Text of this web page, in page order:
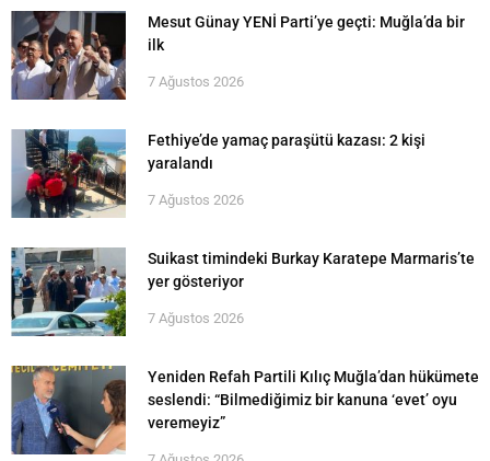
Mesut Günay YENİ Parti’ye geçti: Muğla’da bir
ilk
7 Ağustos 2026
Fethiye’de yamaç paraşütü kazası: 2 kişi
yaralandı
7 Ağustos 2026
Suikast timindeki Burkay Karatepe Marmaris’te
yer gösteriyor
7 Ağustos 2026
Yeniden Refah Partili Kılıç Muğla’dan hükümete
seslendi: “Bilmediğimiz bir kanuna ‘evet’ oyu
veremeyiz”